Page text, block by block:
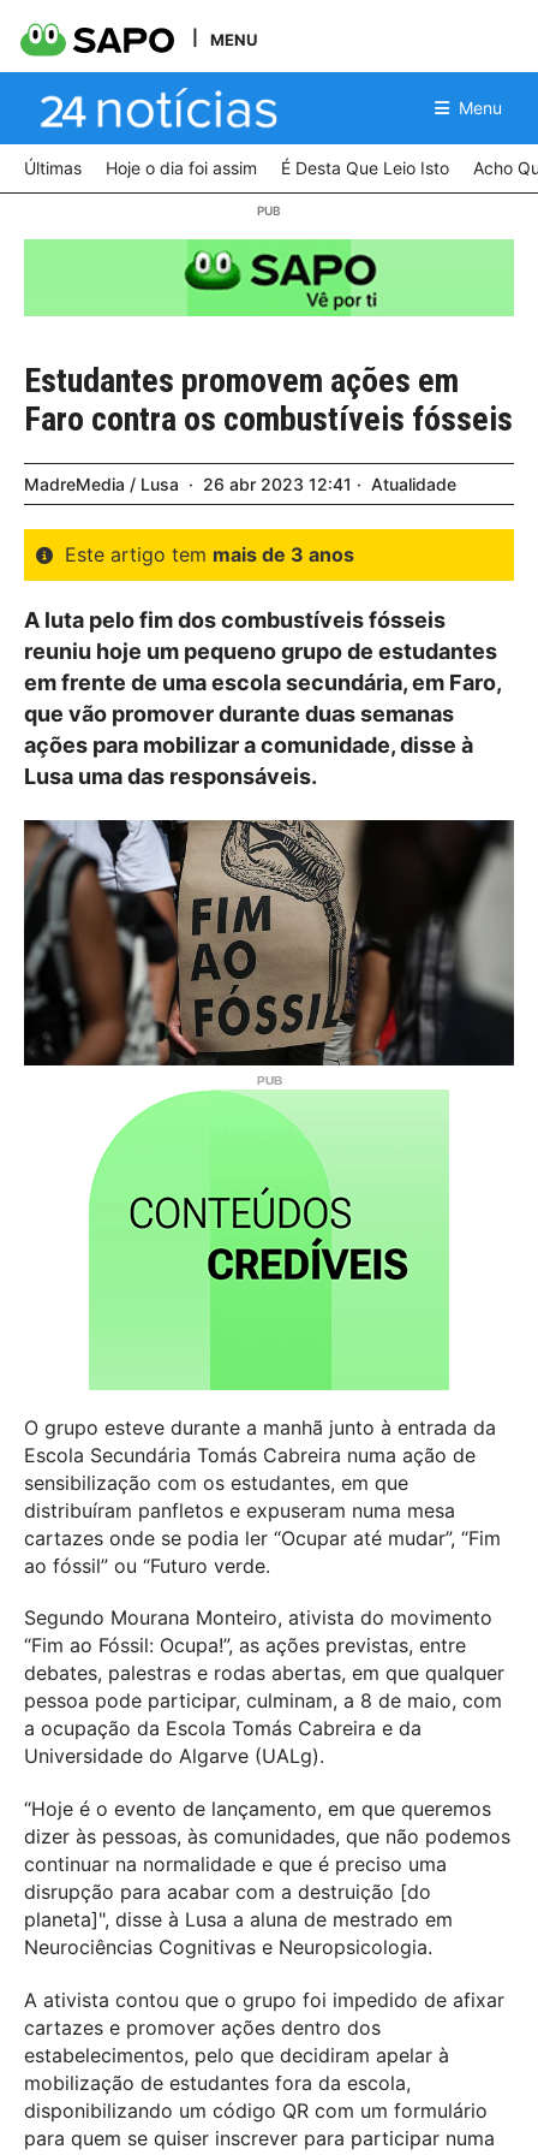
MENU
Menu
Últimas Hoje o dia foi assim É Desta Que Leio Isto Acho
Estudantes promovem ações em
Faro contra os combustíveis fósseis
MadreMedia / Lusa 26 abr 2023 12:41 Atualidade
Este artigo tem mais de 3 anos
A luta pelo fim dos combustíveis fósseis
reuniu hoje um pequeno grupo de estudantes
em frente de uma escola secundária, em Faro,
que vão promover durante duas semanas
ações para mobilizar a comunidade, disse à
Lusa uma das responsáveis.
O grupo esteve durante a manhã junto à entrada da
Escola Secundária Tomás Cabreira numa ação de
sensibilização com os estudantes, em que
distribuíram panfletos e expuseram numa mesa
cartazes onde se podia ler “Ocupar até mudar”, “Fim
ao fóssil” ou “Futuro verde.
Segundo Mourana Monteiro, ativista do movimento
“Fim ao Fóssil: Ocupa!”, as ações previstas, entre
debates, palestras e rodas abertas, em que qualquer
pessoa pode participar, culminam, a 8 de maio, com
a ocupação da Escola Tomás Cabreira e da
Universidade do Algarve (UALg).
“Hoje é o evento de lançamento, em que queremos
dizer às pessoas, às comunidades, que não podemos
continuar na normalidade e que é preciso uma
disrupção para acabar com a destruição [do
planeta]", disse à Lusa a aluna de mestrado em
Neurociências Cognitivas e Neuropsicologia.
A ativista contou que o grupo foi impedido de afixar
cartazes e promover ações dentro dos
estabelecimentos, pelo que decidiram apelar à
mobilização de estudantes fora da escola,
disponibilizando um código QR com um formulário
para quem se quiser inscrever para participar numa